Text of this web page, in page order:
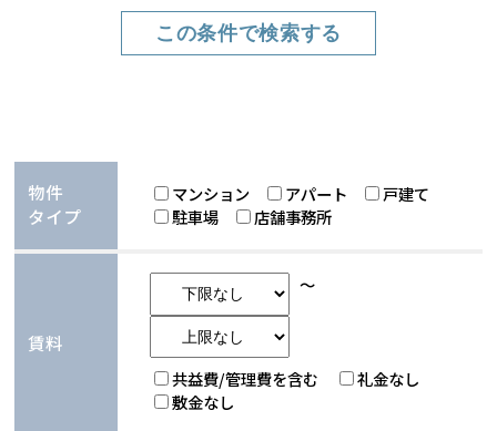
物件
タイプ
マンション アパート
戸建て
駐車場
店舗事務所
賃料
～
共益費/管理費を含む
礼金なし
敷金なし